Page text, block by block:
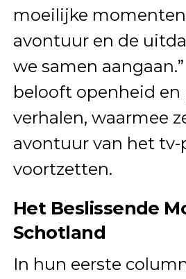
moeilijke
avontuur en de
we samen
belooft openheid en
verhalen, waarmee
avontuur van het
voortzetten.
Het Beslissende
Schotland
In hun eerste